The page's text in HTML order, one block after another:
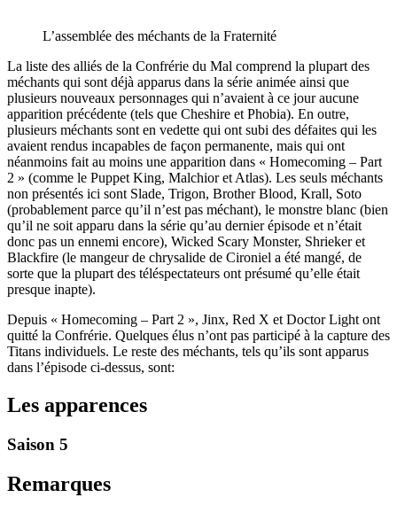
L’assemblée des méchants de la Fraternité
La liste des alliés de la Confrérie du Mal comprend la plupart des
méchants qui sont déjà apparus dans la série animée ainsi que
plusieurs nouveaux personnages qui n’avaient à ce jour aucune
apparition précédente (tels que Cheshire et Phobia). En outre,
plusieurs méchants sont en vedette qui ont subi des défaites qui les
avaient rendus incapables de façon permanente, mais qui ont
néanmoins fait au moins une apparition dans « Homecoming – Part
2 » (comme le Puppet King, Malchior et Atlas). Les seuls méchants
non présentés ici sont Slade, Trigon, Brother Blood, Krall, Soto
(probablement parce qu’il n’est pas méchant), le monstre blanc (bien
qu’il ne soit apparu dans la série qu’au dernier épisode et n’était
donc pas un ennemi encore), Wicked Scary Monster, Shrieker et
Blackfire (le mangeur de chrysalide de Cironiel a été mangé, de
sorte que la plupart des téléspectateurs ont présumé qu’elle était
presque inapte).
Depuis « Homecoming – Part 2 », Jinx, Red X et Doctor Light ont
quitté la Confrérie. Quelques élus n’ont pas participé à la capture des
Titans individuels. Le reste des méchants, tels qu’ils sont apparus
dans l’épisode ci-dessus, sont:
Les apparences
Saison 5
Remarques